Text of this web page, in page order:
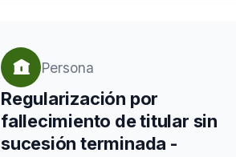
Persona
Regularización por
fallecimiento de titular sin
sucesión terminada -